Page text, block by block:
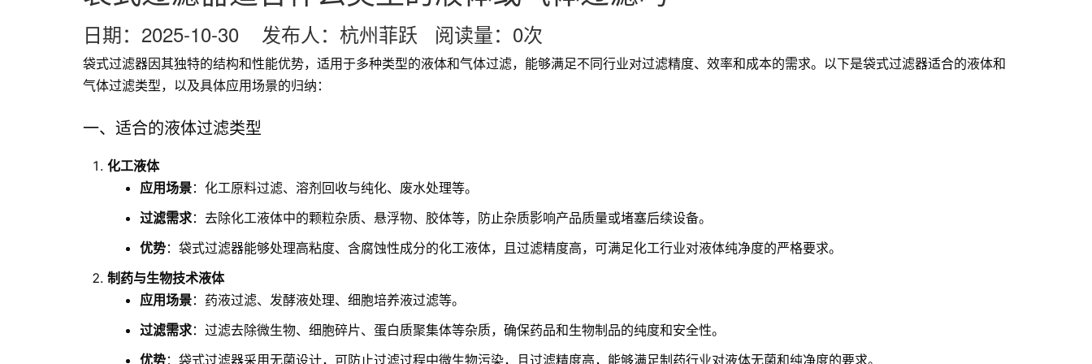
日期：2025-10-30 发布人：杭州菲跃 阅读量： 0次
袋式过滤器因其独特的结构和性能优势，适用于多种类型的液体和气体过滤，能够满足不同行业对过滤精度、效率和成本的需求。以下是袋式过滤器适合的液体和
气体过滤类型，以及具体应用场景的归纳：
一、适合的液体过滤类型
化工液体
应用场景：化工原料过滤、溶剂回收与纯化、废水处理等。
过滤需求：去除化工液体中的颗粒杂质、悬浮物、胶体等，防止杂质影响产品质量或堵塞后续设备。
优势：袋式过滤器能够处理高粘度、含腐蚀性成分的化工液体，且过滤精度高，可满足化工行业对液体纯净度的严格要求。
制药与生物技术液体
应用场景：药液过滤、发酵液处理、细胞培养液过滤等。
过滤需求：过滤去除微生物、细胞碎片、蛋白质聚集体等杂质，确保药品和生物制品的纯度和安全性。
优势：袋式过滤器采用无菌设计，可防止过滤过程中微生物污染，且过滤精度高，能够满足制药行业对液体无菌和纯净度的要求。